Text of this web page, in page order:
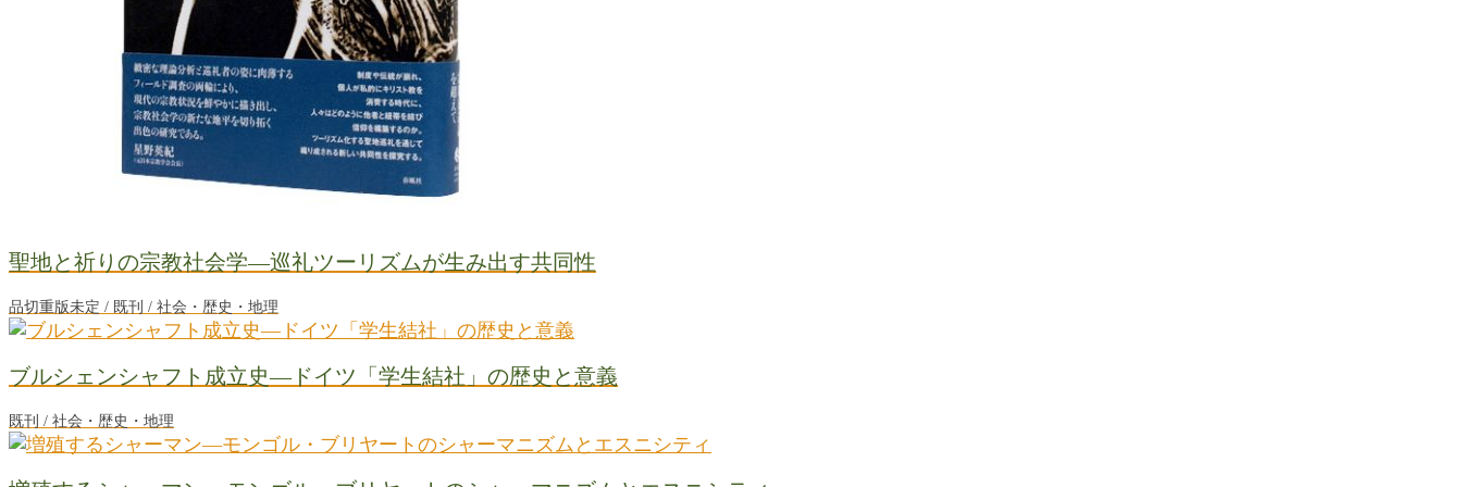
聖地と祈りの宗教社会学―巡礼ツーリズムが生み出す共同性
品切重版未定 / 既刊 / 社会・歴史・地理
ブルシェンシャフト成立史―ドイツ「学生結社」の歴史と意義
既刊 / 社会・歴史・地理